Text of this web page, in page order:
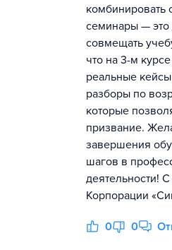
комбинировать
семинары — это
совмещать
что на 3-м
реальные
разборы по
которые
призвание.
завершения
шагов в
деятельности!
Корпорации
0 0